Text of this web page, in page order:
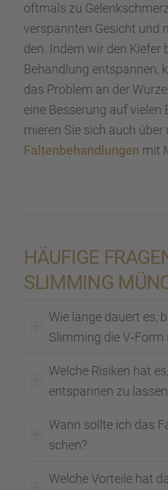
oftmals zu
verspann­ten Gesicht und
den. Indem wir den Kiefer
Behand­lung entspan­nen,
das Problem an der
eine Besse­rung auf
mie­ren Sie sich auch über
Falten­be­hand­lun­gen mit
HÄUFIGE
SLIMMING
Wie lange dauert es,
Slimming die
Welche Risiken hat
entspan­nen zu
Wann sollte ich das
schen?
Welche Vorteile hat